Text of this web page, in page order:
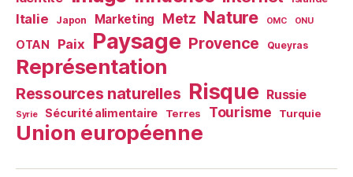
Italie Japon Marketing Metz Nature OMC ONU
OTAN Paix Paysage Provence Queyras
Représentation
Ressources naturelles Risque Russie
Syrie Sécurité alimentaire Terres Tourisme Turquie
Union européenne